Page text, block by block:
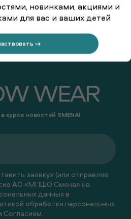
WEAR
курсе новостей SMENA!
заявку» (или отправляя
АО «МПШО Смена» на
данных в
обработки персональных
Согласием.
новинками, акциями и
для вас и ваших детей
→